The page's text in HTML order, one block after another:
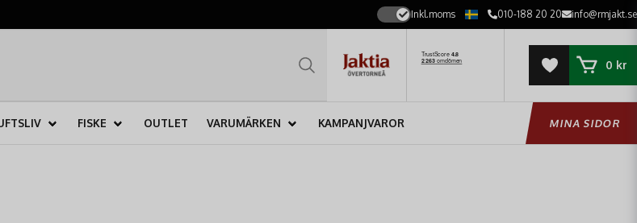
Inkl.moms 010-188 20 20 info@rmjakt.se
0 kr
FISKE OUTLET VARUMÄRKEN KAMPANJVAROR MINA SIDOR